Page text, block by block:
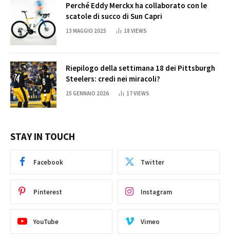
Perché Eddy Merckx ha collaborato con le
scatole di succo di Sun Capri
13 MAGGIO 2025 18 VIEWS
Riepilogo della settimana 18 dei Pittsburgh
Steelers: credi nei miracoli?
25 GENNAIO 2026 17VIEWS
STAY IN TOUCH
Facebook Twitter
Pinterest Instagram
YouTube Vimeo